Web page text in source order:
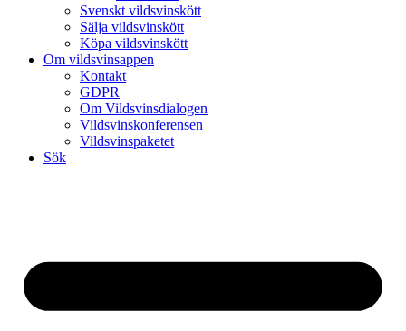
Svenskt vildsvinskött
Sälja vildsvinskött
Köpa vildsvinskött
Om vildsvinsappen
Kontakt
GDPR
Om Vildsvinsdialogen
Vildsvinskonferensen
Vildsvinspaketet
Sök